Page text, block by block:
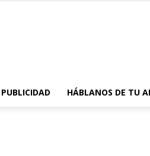
PUBLICIDAD HÁBLANOS DE TU